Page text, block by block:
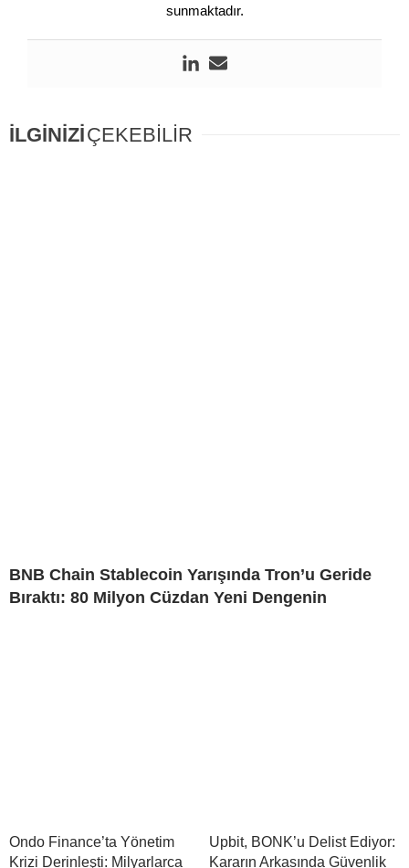
sunmaktadır.
İLGİNİZİÇEKEBİLİR
BNB Chain Stablecoin Yarışında Tron’u Geride
Bıraktı: 80 Milyon Cüzdan Yeni Dengenin
Ondo Finance’ta Yönetim
Krizi Derinleşti: Milyarlarca
Upbit, BONK’u Delist Ediyor:
Kararın Arkasında Güvenlik